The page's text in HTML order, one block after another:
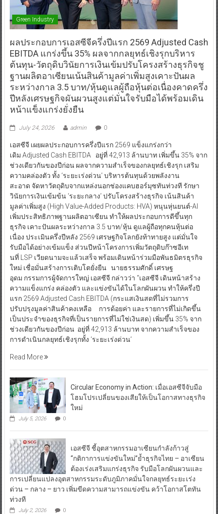
Green Industry
ผลประกอบการเอสซีจีครึ่งปีแรก 2569 Adjusted Cash
EBITDA แกร่งขึ้น 35% ผลจากกลยุทธ์เชิงรุกบริหาร
ต้นทุน-วัตถุดิบวินัยการเงินเข้มปรับโครงสร้างธุรกิจชู
ฐานผลิตอาเซียนเน้นสินค้ามูลค่าเพิ่มสูงเคาะปันผล
ระหว่างกาล 3.5 บาท/หุ้นดูแลผู้ถือหุ้นต่อเนื่องคาดครึ่ง
ปีหลังเศรษฐกิจผันผวนสูงแต่มั่นใจรับมือได้พร้อมเดิน
หน้าแข็งแกร่งยั่งยืน
July 24, 2026 admin 0
เอสซีจี เผยผลประกอบการครึ่งปีแรก 2569 แข็งแกร่งกว่า
เดิม Adjusted Cash EBITDA อยู่ที่ 42,913 ล้านบาท เพิ่มขึ้น 35% จาก
ช่วงเดียวกันของปีก่อน ผลจากความสำเร็จของกลยุทธ์เชิงรุก เสริม
ความคล่องตัว ทั้ง ‘ระยะเร่งด่วน’ บริหารต้นทุนด้วยพลังงาน
สะอาด จัดหาวัตถุดิบจากแหล่งนอกช่องแคบฮอร์มุซทันท่วงที รักษา
วินัยการเงินเข้มข้น ‘ระยะกลาง’ ปรับโครงสร้างธุรกิจ เน้นสินค้า
มูลค่าเพิ่มสูง (High Value-Added Products: HVA) หนุนหุ่นยนต์-AI
เพิ่มประสิทธิภาพฐานผลิตอาเซียน ทำให้ผลประกอบการดีขึ้นทุก
ธุรกิจ เคาะปันผลระหว่างกาล 3.5 บาท/หุ้น ดูแลผู้ถือทุกคนหุ้นต่อ
เนื่อง ประเมินครึ่งปีหลัง 2569 เศรษฐกิจโลกยังท้าทายสูง แต่มั่นใจ
รับมือได้อย่างเข้มแข็ง ส่วนปีหน้าโครงการเพิ่มวัตถุดิบก๊าซอีเท
นที่ LSP เวียดนามจะแล้วเสร็จ พร้อมเดินหน้าร่วมมือพันธมิตรธุรกิจ
ใหม่ เชื่อมั่นสร้างการเติบโตยั่งยืน นายธรรมศักดิ์ เศรษฐ
อุดม กรรมการผู้จัดการใหญ่ เอสซีจี กล่าวว่า “เอสซีจี เดินหน้าสร้าง
ความแข็งแกร่ง คล่องตัว และแข่งขันได้ในโลกผันผวน ทำให้ครึ่งปี
แรก 2569 Adjusted Cash EBITDA (กระแสเงินสดที่ไม่รวมการ
ปรับปรุงมูลค่าสินค้าคงเหลือ การด้อยค่า และรายการที่ไม่เกิดขึ้น
เป็นประจำของธุรกิจที่เป็นรายการที่ไม่ใช่เงินสด) เพิ่มขึ้น 35% จาก
ช่วงเดียวกันของปีก่อน อยู่ที่ 42,913 ล้านบาท จากความสำเร็จของ
การดำเนินกลยุทธ์เชิงรุกทั้ง ‘ระยะเร่งด่วน’
Read More
Circular Economy in Action: เมื่อเอสซีจีจับมือ
โฮมโปรเปลี่ยนของเสียให้เป็นโอกาสทางธุรกิจ
ใหม่
July 5, 2026 0
เอสซีจี ชี้อุตสาหกรรมอาเซียนกำลังก้าวสู่
“กติกาการแข่งขันใหม่”ย้ำธุรกิจไทย – อาเซียน
ต้องเร่งเสริมแกร่งธุรกิจ รับมือโลกผันผวนและ
การเปลี่ยนแปลงอุตสาหกรรมระดับภูมิภาคมั่นใจกลยุทธ์ระยะเร่ง
ด่วน – กลาง – ยาว เพิ่มขีดความสามารถแข่งขัน คว้าโอกาสโตทัน
ท่วงที
July 2, 2026 0